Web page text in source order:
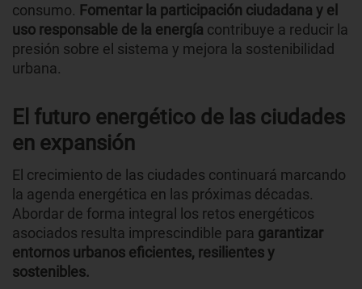
consumo. Fomentar la participación ciudadana y el
uso responsable de la energía contribuye a reducir la
presión sobre el sistema y mejora la sostenibilidad
urbana.
El futuro energético de las ciudades
en expansión
El crecimiento de las ciudades continuará marcando
la agenda energética en las próximas décadas.
Abordar de forma integral los retos energéticos
asociados resulta imprescindible para garantizar
entornos urbanos eficientes, resilientes y
sostenibles.